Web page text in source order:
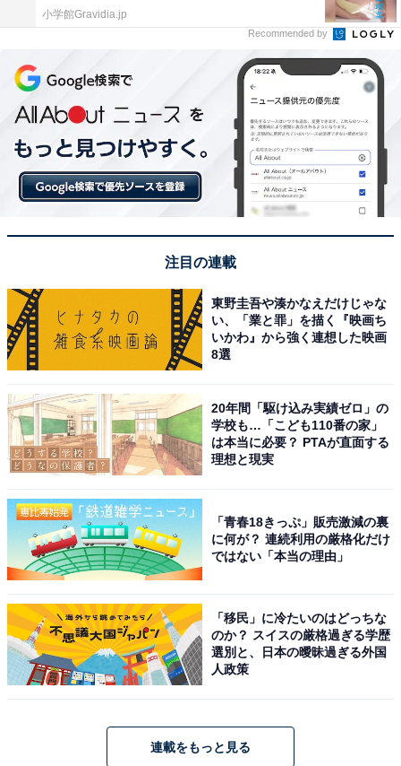
小学館Gravidia.jp
Recommended by
注目の連載
東野圭吾や湊かなえだけじゃな
い、「業と罪」を描く『映画ち
いかわ』から強く連想した映画
8選
20年間「駆け込み実績ゼロ」の
学校も…「こども110番の家」
は本当に必要？ PTAが直面する
理想と現実
「青春18きっぷ」販売激減の裏
に何が？ 連続利用の厳格化だけ
ではない「本当の理由」
「移民」に冷たいのはどっちな
のか？ スイスの厳格過ぎる学歴
選別と、日本の曖昧過ぎる外国
人政策
連載をもっと見る